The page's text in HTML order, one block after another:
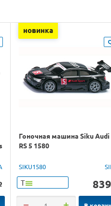
новинка
Гоночная машина Siku Audi
RS 5 1580
SIKU1580
Т 839